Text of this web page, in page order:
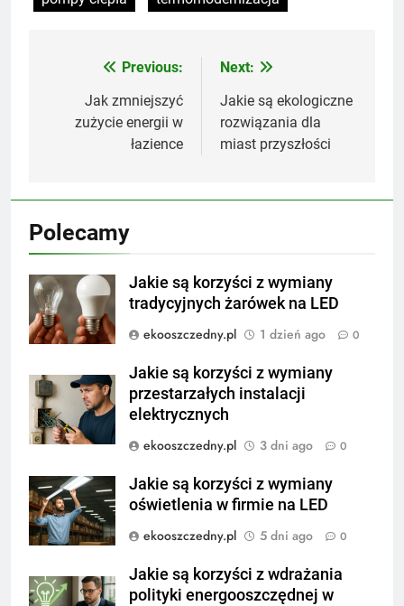
Nawigacja
wpisu
Previous:
Jak zmniejszyć
zużycie energii w
łazience
Next:
Jakie są ekologiczne
rozwiązania dla
miast przyszłości
Polecamy
Jakie są korzyści z wymiany
tradycyjnych żarówek na LED
ekooszczedny.pl
1 dzień ago 0
Jakie są korzyści z wymiany
przestarzałych instalacji
elektrycznych
ekooszczedny.pl
3 dni ago 0
Jakie są korzyści z wymiany
oświetlenia w firmie na LED
ekooszczedny.pl
5 dni ago 0
Jakie są korzyści z wdrażania
polityki energooszczędnej w